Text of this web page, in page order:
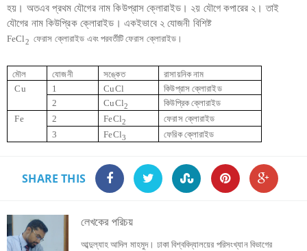
হয়। অতএব প্রথম যৌগের নাম কিউপ্রাস ক্লোরাইড। ২য় যৌগে কপারের ২। তাই
যৌগের নাম কিউপ্রিক ক্লোরাইড। একইভাবে ২ যোজনী বিশিষ্ট
FeCl2ফেরাস ক্লোরাইড এবং পরবর্তীটি ফেরাস ক্লোরাইড।
মৌল যোজনী সঙ্কেত
রাসায়নিক নাম
Cu
1 CuCl
কিউপ্রাস ক্লোরাইড
2
CuCl2
কিউপ্রিক ক্লোরাইড
Fe
2 FeCl2
ফেরাস ক্লোরাইড
3
FeCl3 ফেরিক ক্লোরাইড
SHARE THIS
লেখকের পরিচয়
আব্দুল্যাহ আদিল মাহমুদ। ঢাকা বিশ্ববিদ্যালয়ের পরিসংখ্যান বিভাগের